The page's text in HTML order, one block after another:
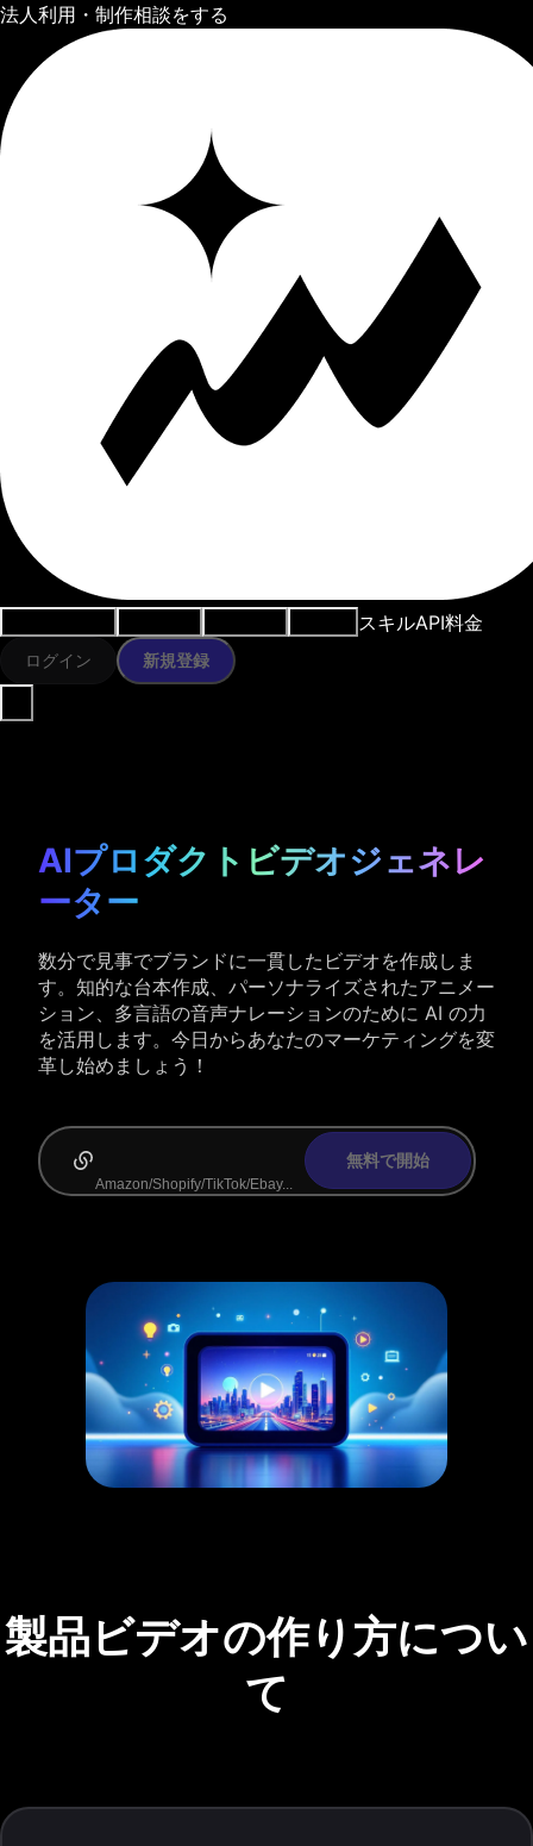
法人利用・制作相談をする
スキルAPI料金
ログイン 新規登録
AIプロダクトビデオジェネレ
ーター
数分で見事でブランドに一貫したビデオを作成しま
す。知的な台本作成、パーソナライズされたアニメー
ション、多言語の音声ナレーションのために AI の力
を活用します。今日からあなたのマーケティングを変
革し始めましょう！
無料で開始
製品ビデオの作り方につい
て